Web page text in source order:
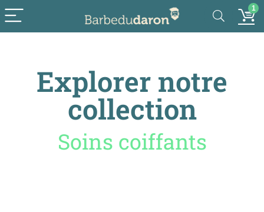
1
Explorer notre
collection
Accessoires